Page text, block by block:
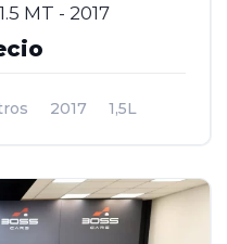
MT - 2017
2017
1,5L